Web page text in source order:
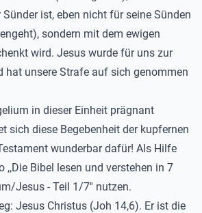
ist, eben nicht für seine Sünden
sondern mit dem ewigen
wird. Jesus wurde für uns zur
hat unsere Strafe auf sich genommen
in dieser Einheit prägnant
sich diese Begebenheit der kupfernen
wunderbar dafür! Als Hilfe
,,Die Bibel lesen und verstehen in 7
Jesus - Teil 1/7'' nutzen.
Jesus Christus (Joh 14,6). Er ist die